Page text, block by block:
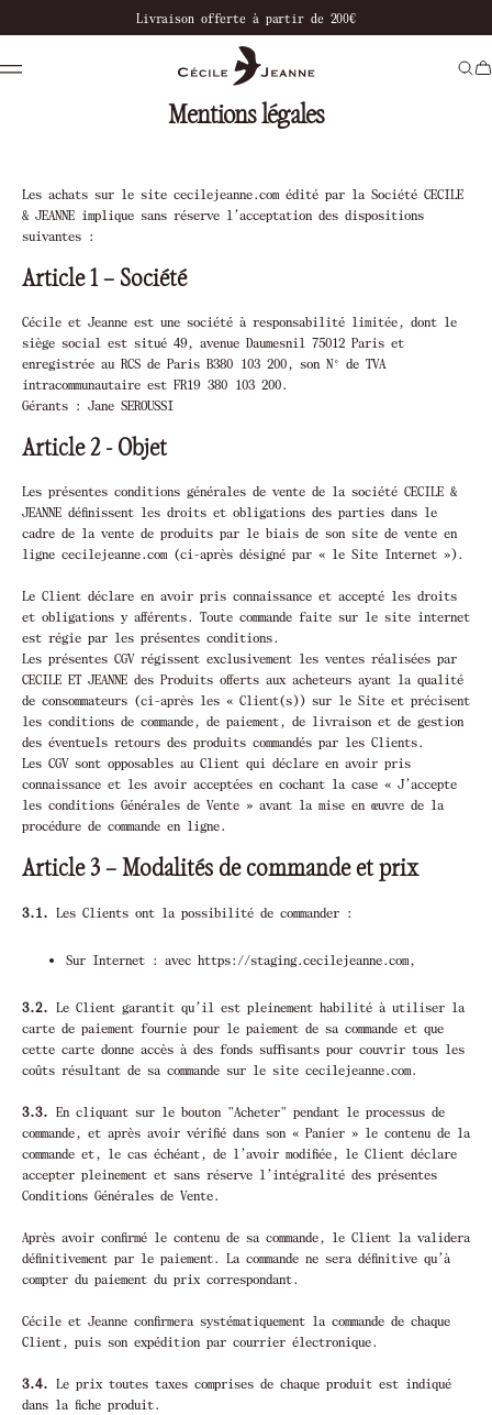
Livraison offerte à partir de 200€
Mentions légales
Les achats sur le site cecilejeanne.com édité par la Société CECILE
& JEANNE implique sans réserve l’acceptation des dispositions
suivantes :
Article 1 – Société
Cécile et Jeanne est une société à responsabilité limitée, dont le
siège social est situé 49, avenue Daumesnil 75012 Paris et
enregistrée au RCS de Paris B380 103 200, son N° de TVA
intracommunautaire est FR19 380 103 200.
Gérants : Jane SEROUSSI
Article 2 - Objet
Les présentes conditions générales de vente de la société CECILE &
JEANNE définissent les droits et obligations des parties dans le
cadre de la vente de produits par le biais de son site de vente en
ligne cecilejeanne.com (ci-après désigné par « le Site Internet »).
Le Client déclare en avoir pris connaissance et accepté les droits
et obligations y afférents. Toute commande faite sur le site internet
est régie par les présentes conditions.
Les présentes CGV régissent exclusivement les ventes réalisées par
CECILE ET JEANNE des Produits offerts aux acheteurs ayant la qualité
de consommateurs (ci-après les « Client(s)) sur le Site et précisent
les conditions de commande, de paiement, de livraison et de gestion
des éventuels retours des produits commandés par les Clients.
Les CGV sont opposables au Client qui déclare en avoir pris
connaissance et les avoir acceptées en cochant la case « J’accepte
les conditions Générales de Vente » avant la mise en œuvre de la
procédure de commande en ligne.
Article 3 – Modalités de commande et prix
3.1. Les Clients ont la possibilité de commander :
Sur Internet : avec https://staging.cecilejeanne.com,
3.2.
Le Client garantit qu’il est pleinement habilité à utiliser la
carte de paiement fournie pour le paiement de sa commande et que
cette carte donne accès à des fonds suffisants pour couvrir tous les
coûts résultant de sa commande sur le site cecilejeanne.com.
3.3.
En cliquant sur le bouton "Acheter" pendant le processus de
commande, et après avoir vérifié dans son « Panier » le contenu de la
commande et, le cas échéant, de l’avoir modifiée, le Client déclare
accepter pleinement et sans réserve l’intégralité des présentes
Conditions Générales de Vente.
Après avoir confirmé le contenu de sa commande, le Client la validera
définitivement par le paiement. La commande ne sera définitive qu’à
compter du paiement du prix correspondant.
Cécile et Jeanne confirmera systématiquement la commande de chaque
Client, puis son expédition par courrier électronique.
3.4.
Le prix toutes taxes comprises de chaque produit est indiqué
dans la fiche produit.